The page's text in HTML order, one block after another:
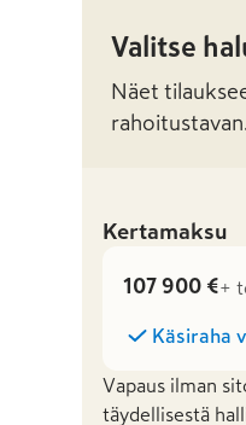
Valitse
Näet
Kertamaksu
107 900 €+
Käsiraha
Vapaus ilman
täydellisestä